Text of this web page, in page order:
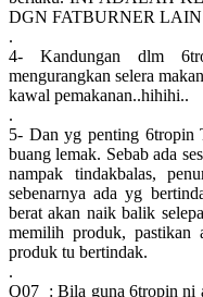
DGN FATBURNER
.
4- Kandungan dlm
mengurangkan selera
kawal pemakanan..hihihi..
.
5- Dan yg penting 6tropin
buang lemak. Sebab ada
nampak tindakbalas,
sebenarnya ada yg
berat akan naik balik
memilih produk, pastikan
produk tu bertindak.
.
Q07 : Bila guna 6tropin ni